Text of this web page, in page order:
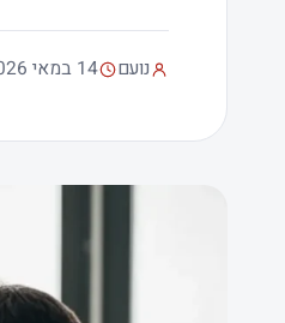
נועם 14 במאי 2026